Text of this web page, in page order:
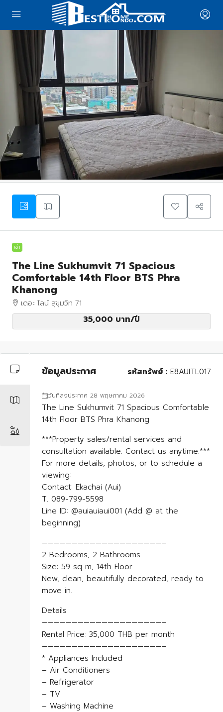
เช่า
The Line Sukhumvit 71 Spacious
Comfortable 14th Floor BTS Phra
Khanong
เดอะ ไลน์ สุขุมวิท 71
35,000 บาท/ปี
ข้อมูลประกาศ รหัสทรัพย์ : E8AUITL017
วันที่ลงประกาศ 28 พฤษภาคม 2026
The Line Sukhumvit 71 Spacious Comfortable
14th Floor BTS Phra Khanong
***Property sales/rental services and
consultation available. Contact us anytime.***
For more details, photos, or to schedule a
viewing:
Contact: Ekachai (Aui)
T. 089-799-5598
Line ID: @auiauiaui001 (Add @ at the
beginning)
————————————————————–
2 Bedrooms, 2 Bathrooms
Size: 59 sq m, 14th Floor
New, clean, beautifully decorated, ready to
move in.
Details
————————————————————–
Rental Price: 35,000 THB per month
————————————————————–
* Appliances Included:
– Air Conditioners
– Refrigerator
– TV
– Washing Machine